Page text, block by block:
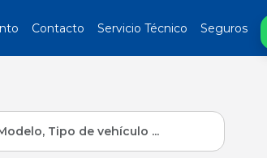
Contacto Servicio Técnico Seguros